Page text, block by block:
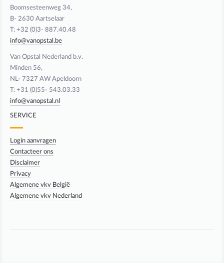
Boomsesteenweg 34,
B- 2630 Aartselaar
T: +32 (0)3- 887.40.48
info@vanopstal.be
Van Opstal Nederland b.v.
Minden 56,
NL- 7327 AW Apeldoorn
T: +31 (0)55- 543.03.33
info@vanopstal.nl
SERVICE
Login aanvragen
Contacteer ons
Disclaimer
Privacy
Algemene vkv België
Algemene vkv Nederland